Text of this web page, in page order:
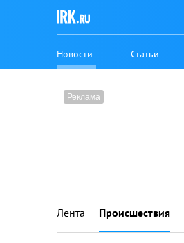
Новости Статьи
Лента Происшествия